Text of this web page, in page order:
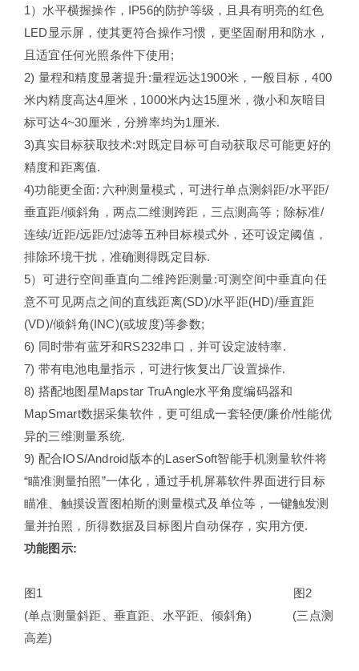
1）水平横握操作，IP56的防护等级，且具有明亮的红色
LED显示屏，使其更符合操作习惯，更坚固耐用和防水，
且适宜任何光照条件下使用;
2) 量程和精度显著提升:量程远达1900米，一般目标，400
米内精度高达4厘米，1000米内达15厘米，微小和灰暗目
标可达4~30厘米，分辨率均为1厘米.
3)真实目标获取技术:对既定目标可自动获取尽可能更好的
精度和距离值.
4)功能更全面: 六种测量模式，可进行单点测斜距/水平距/
垂直距/倾斜角，两点二维测跨距，三点测高等；除标准/
连续/近距/远距/过滤等五种目标模式外，还可设定阈值，
排除环境干扰，准确测得既定目标.
5）可进行空间垂直向二维跨距测量:可测空间中垂直向任
意不可见两点之间的直线距离(SD)/水平距(HD)/垂直距
(VD)/倾斜角(INC)(或坡度)等参数;
6) 同时带有蓝牙和RS232串口，并可设定波特率.
7) 带有电池电量指示，可进行恢复出厂设置操作.
8) 搭配地图星Mapstar TruAngle水平角度编码器和
MapSmart数据采集软件，更可组成一套轻便/廉价/性能优
异的三维测量系统.
9) 配合IOS/Android版本的LaserSoft智能手机测量软件将
“瞄准测量拍照”一体化，通过手机屏幕软件界面进行目标
瞄准、触摸设置图柏斯的测量模式及单位等，一键触发测
量并拍照，所得数据及目标图片自动保存，实用方便.
功能图示:
图1 图2
(单点测量斜距、垂直距、水平距、倾斜角) (三点测
高差)